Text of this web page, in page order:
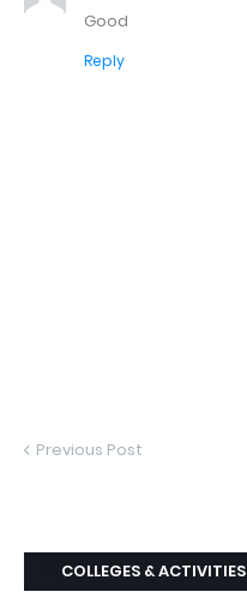
Good
Reply
Previous Post
COLLEGES & ACTIVITIES